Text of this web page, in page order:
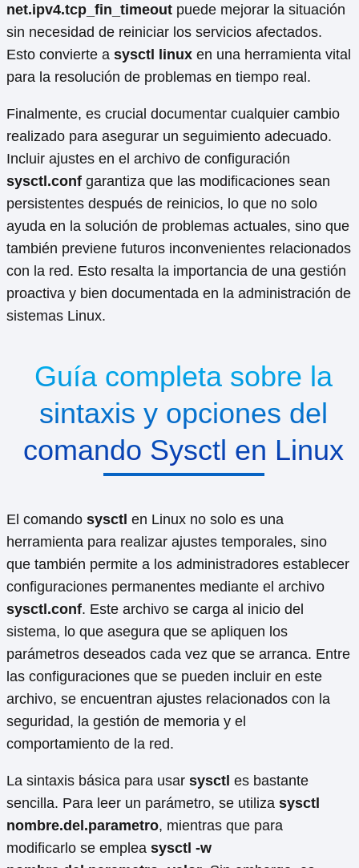
net.ipv4.tcp_fin_timeout puede mejorar la situación
sin necesidad de reiniciar los servicios afectados.
Esto convierte a sysctl linux en una herramienta vital
para la resolución de problemas en tiempo real.
Finalmente, es crucial documentar cualquier cambio
realizado para asegurar un seguimiento adecuado.
Incluir ajustes en el archivo de configuración
sysctl.conf garantiza que las modificaciones sean
persistentes después de reinicios, lo que no solo
ayuda en la solución de problemas actuales, sino que
también previene futuros inconvenientes relacionados
con la red. Esto resalta la importancia de una gestión
proactiva y bien documentada en la administración de
sistemas Linux.
Guía completa sobre la
sintaxis y opciones del
comando Sysctl en Linux
El comando sysctl en Linux no solo es una
herramienta para realizar ajustes temporales, sino
que también permite a los administradores establecer
configuraciones permanentes mediante el archivo
sysctl.conf. Este archivo se carga al inicio del
sistema, lo que asegura que se apliquen los
parámetros deseados cada vez que se arranca. Entre
las configuraciones que se pueden incluir en este
archivo, se encuentran ajustes relacionados con la
seguridad, la gestión de memoria y el
comportamiento de la red.
La sintaxis básica para usar sysctl es bastante
sencilla. Para leer un parámetro, se utiliza sysctl
nombre.del.parametro, mientras que para
modificarlo se emplea sysctl -w